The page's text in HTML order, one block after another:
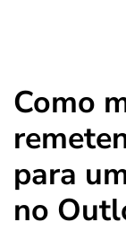
Como
para
no